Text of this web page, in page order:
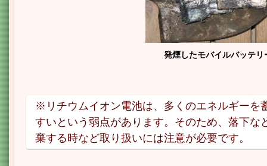
発煙したモバイルバッテリー
※リチウムイオン電池は、多くのエネルギーを
すいという弱点があります。そのため、落下
棄する時など取り扱いには注意が必要です。